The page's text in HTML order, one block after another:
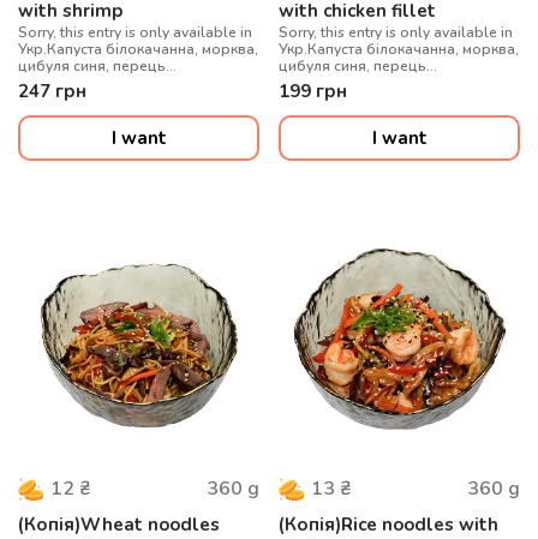
with shrimp
Sorry, this entry is only available in
Укр.Капуста білокачанна, морква,
цибуля синя, перець
болгарський, гриби муер, сіль
китайська, локшина удон, соус
WOK, цибуля зелена, кунжут мікс,
247 грн
I want
with chicken fillet
Sorry, this entry is only available in
Укр.Капуста білокачанна, морква,
цибуля синя, перець
болгарський, гриби муер, сіль
китайська, локшина удон, соус
WOK, цибуля зелена, кунжут мікс,
куряче філе су-від
199 грн
I want
12 ₴ 360 g
(Копія)Wheat noodles
13 ₴ 360 g
(Копія)Rice noodles with